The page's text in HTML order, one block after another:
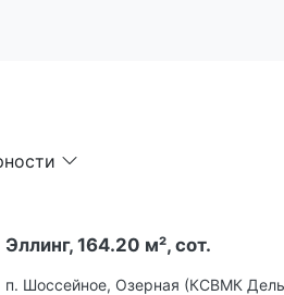
Эллинг, 164.20 м², сот.
п. Шоссейное, Озерная (КСВМК